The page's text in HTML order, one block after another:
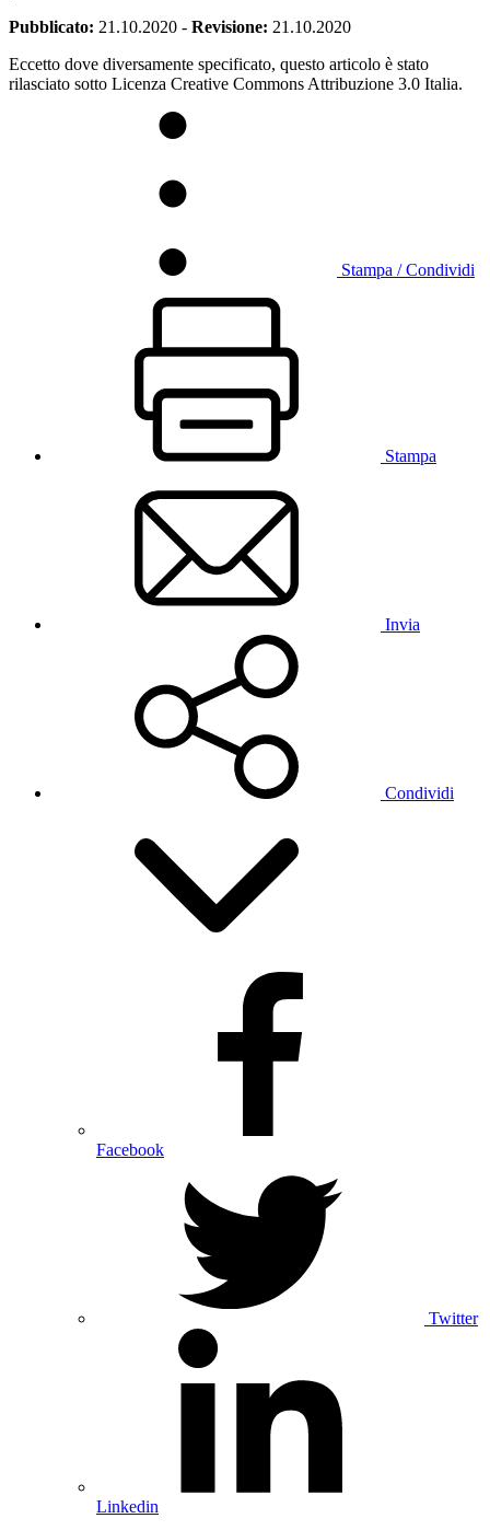
Pubblicato: 21.10.2020 - Revisione: 21.10.2020
Eccetto dove diversamente specificato, questo articolo è stato
rilasciato sotto Licenza Creative Commons Attribuzione 3.0 Italia.
Stampa / Condividi
Stampa
Invia
Condividi
Facebook
Twitter
Linkedin